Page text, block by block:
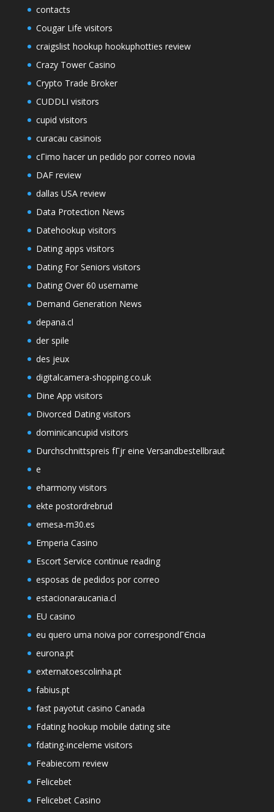
contacts
Cougar Life visitors
craigslist hookup hookuphotties review
Crazy Tower Сasino
Crypto Trade Broker
CUDDLI visitors
cupid visitors
curacau casinois
cГіmo hacer un pedido por correo novia
DAF review
dallas USA review
Data Protection News
Datehookup visitors
Dating apps visitors
Dating For Seniors visitors
Dating Over 60 username
Demand Generation News
depana.cl
der spile
des jeux
digitalcamera-shopping.co.uk
Dine App visitors
Divorced Dating visitors
dominicancupid visitors
Durchschnittspreis fГјr eine Versandbestellbraut
e
eharmony visitors
ekte postordrebrud
emesa-m30.es
Emperia Casino
Escort Service continue reading
esposas de pedidos por correo
estacionaraucania.cl
EU casino
eu quero uma noiva por correspondГЄncia
eurona.pt
externatoescolinha.pt
fabius.pt
fast payotut casino Canada
Fdating hookup mobile dating site
fdating-inceleme visitors
Feabiecom review
Felicebet
Felicebet Casino